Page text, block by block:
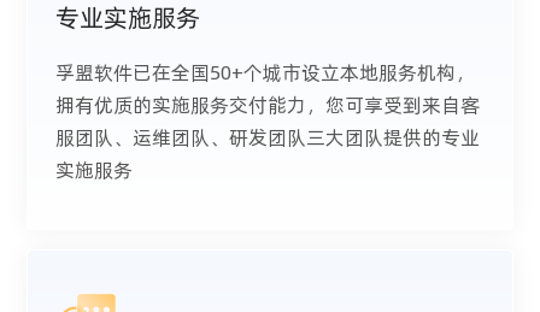
专业实施服务
孚盟软件已在全国50+个城市设立本地服务机构，
拥有优质的实施服务交付能力，您可享受到来自客
服团队、运维团队、研发团队三大团队提供的专业
实施服务